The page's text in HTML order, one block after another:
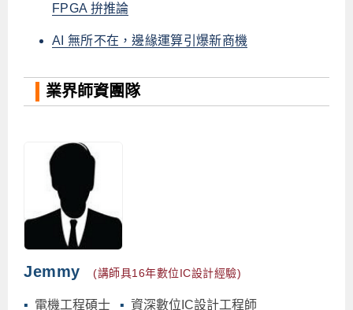
FPGA 拚推論
AI 無所不在，邊緣運算引爆新商機
業界師資團隊
Jemmy (講師具16年數位IC設計經驗)
▪ 電機工程碩士 ▪ 資深數位IC設計工程師